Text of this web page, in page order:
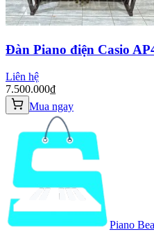
Đàn Piano điện Casio
Liên hệ
7.500.000₫
Mua ngay
Piano